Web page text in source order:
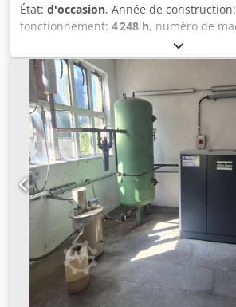
État: d'occasion, Année de construction:
fonctionnement: 4 248 h, numéro de
, Données techniques : -
fonctionnement : 4248 h - Heures sous
Pression de service : 10 bar Chsdpjycg
Débit : 3,34 m³/min - Entraînement : 400
moteur : 3000 tr/min - Encombrement
1250 x P 800 mm - Poids env. : 490 kg